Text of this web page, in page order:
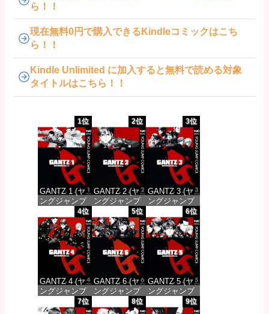
ら！！
現在無料0円で購入できるKindleコミックはこち
ら！！
Kindle Unlimited に加入すると無料で読める対象
タイトルはこちら！！
1位
GANTZ 1 (ヤ
ングジャンプ
コミックス
DIGITAL)
価格：¥100
2位
GANTZ 2 (ヤ
ングジャンプ
コミックス
DIGITAL)
価格：¥100
3位
GANTZ 3 (ヤ
ングジャンプ
コミックス
DIGITAL)
価格：¥100
4位
GANTZ 4 (ヤ
ングジャンプ
コミックス
DIGITAL)
5位
GANTZ 6 (ヤ
ングジャンプ
コミックス
DIGITAL)
6位
GANTZ 5 (ヤ
ングジャンプ
コミックス
DIGITAL)
7位 8位 9位